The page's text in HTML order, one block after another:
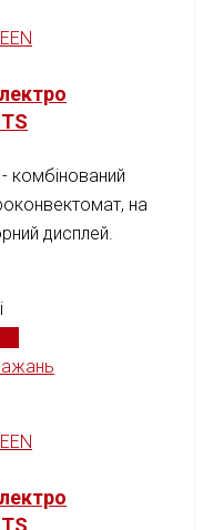
комбінований
на
дисплей.